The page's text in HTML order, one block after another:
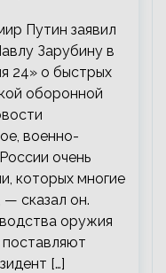
Путин заявил
Зарубину в
24» о быстрых
оборонной
военно-
очень
которых многие
— сказал он.
оружия
[…]